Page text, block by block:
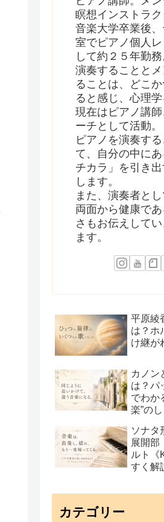
瞑想インストラク
音楽大学卒業後
室でピアノ個人
して約２５年勤務
演奏することとメ
ることは、どこ
ると感じ、心理学
現在はピアノ講
ーチとして活動。
ピアノを演奏す
て、自分の中に
チカラ」を引き
します。
また、演奏者と
両面から健康で
さもお伝えして
ます。
平原綾
は？ホ
け継が
カノン
は？パ
でわか
楽”の
ソナタ
展開部
ルト《
すく解
カテゴリー